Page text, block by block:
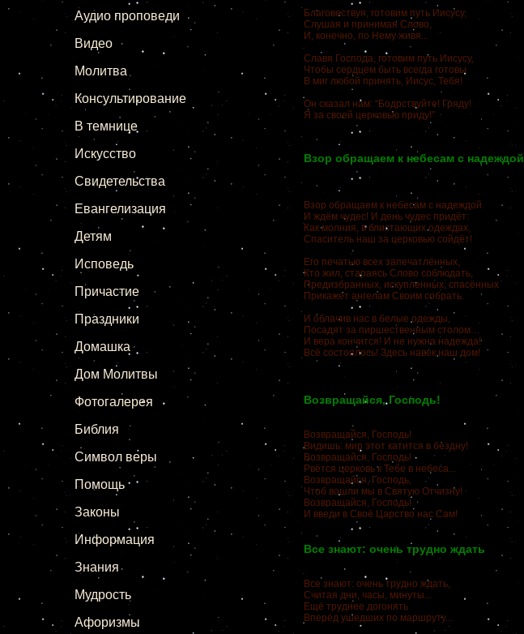
Аудио проповеди
Видео
Молитва
Консультирование
В темнице
Искусство
Свидетельства
Евангелизация
Детям
Исповедь
Причастие
Праздники
Домашка
Дом Молитвы
Фотогалерея
Библия
Символ веры
Помощь
Законы
Информация
Знания
Мудрость
Афоризмы
Благовествуя, готовим путь Иисусу,
Слушая и принимая Слово,
И, конечно, по Нему живя...
Славя Господа, готовим путь Иисусу,
Чтобы сердцем быть всегда готовы
В миг любой принять, Иисус, Тебя!
Он сказал нам: “Бодрствуйте! Гряду!
Я за своей церковью приду!”
Взор обращаем к небесам с надеждой
Взор обращаем к небесам с надеждой
И ждём чудес! И день чудес придёт:
Как молния, в блистающих одеждах,
Спаситель наш за церковью сойдёт!
Его печатью всех запечатлённых,
Кто жил, стараясь Слово соблюдать,
Предизбранных, искупленных, спасённых
Прикажет ангелам Своим собрать.
И облачив нас в белые одежды,
Посадят за пиршественным столом…
И вера кончится! И не нужна надежда!
Всё состоялось! Здесь навек наш дом!
Возвращайся, Господь!
Возвращайся, Господь!
Видишь: мир этот катится в бездну!
Возвращайся, Господь!
Рвётся церковь к Тебе в небеса...
Возвращайся, Господь,
Чтоб вошли мы в Святую Отчизну!
Возвращайся, Господь!
И введи в Своё Царство нас Сам!
Все знают: очень трудно ждать
Все знают: очень трудно ждать,
Считая дни, часы, минуты...
Ещё труднее догонять
Вперёд ушедших по маршруту...